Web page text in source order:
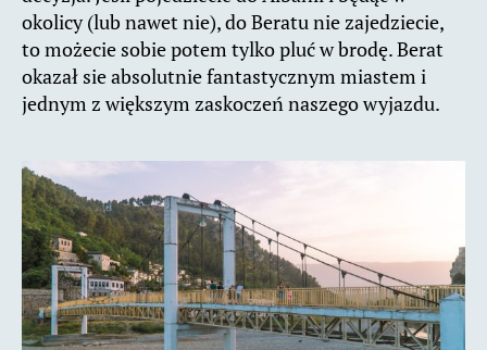
okolicy (lub nawet nie), do Beratu nie zajedziecie,
to możecie sobie potem tylko pluć w brodę. Berat
okazał sie absolutnie fantastycznym miastem i
jednym z większym zaskoczeń naszego wyjazdu.